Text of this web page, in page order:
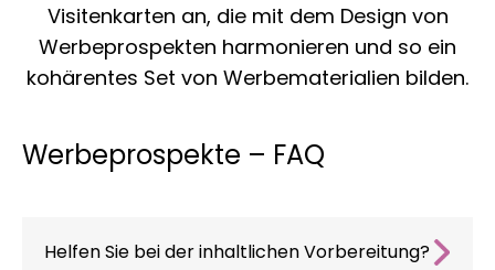
Visitenkarten an, die mit dem Design von
Werbeprospekten harmonieren und so ein
kohärentes Set von Werbematerialien bilden.
Werbeprospekte – FAQ
Helfen Sie bei der inhaltlichen Vorbereitung?